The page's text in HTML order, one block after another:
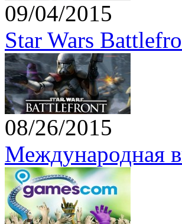
09/04/2015
Star Wars
08/26/2015
Международная